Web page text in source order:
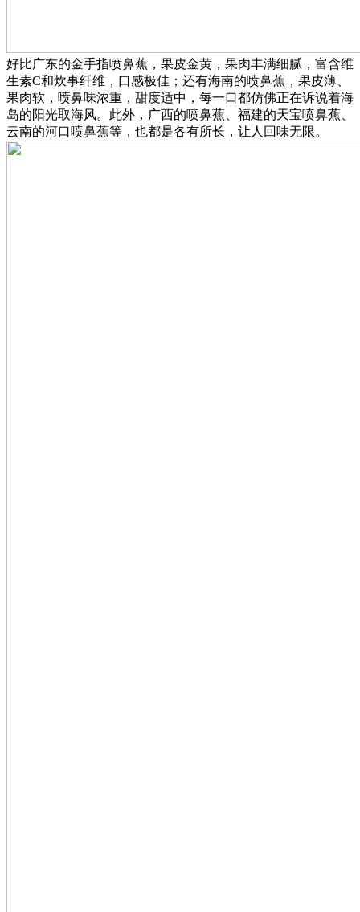
好比广东的金手指喷鼻蕉，果皮金黄，果肉丰满细腻，富含维
生素C和炊事纤维，口感极佳；还有海南的喷鼻蕉，果皮薄、
果肉软，喷鼻味浓重，甜度适中，每一口都仿佛正在诉说着海
岛的阳光取海风。此外，广西的喷鼻蕉、福建的天宝喷鼻蕉、
云南的河口喷鼻蕉等，也都是各有所长，让人回味无限。